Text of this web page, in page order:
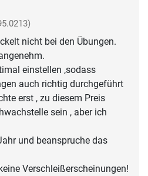
nicht bei den Übungen.
einstellen ,sodass
auch richtig durchgeführt
erst , zu diesem Preis
sein , aber ich
und beanspruche das
Verschleißerscheinungen!